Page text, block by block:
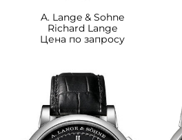
A. Lange & Sohne
Richard Lange
Цена по запросу